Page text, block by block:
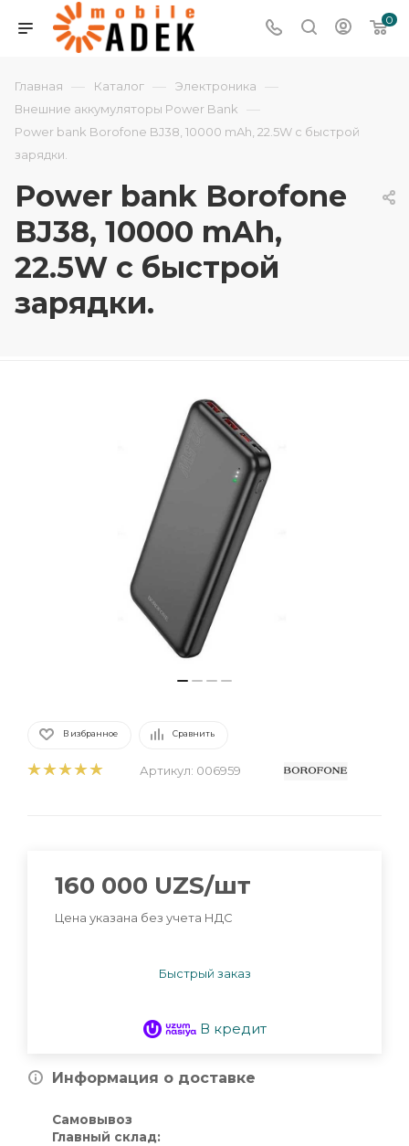
0
Главная — Каталог — Электроника —
Внешние аккумуляторы Power Bank —
Power bank Borofone BJ38, 10000 mAh, 22.5W с быстрой
зарядки.
Power bank Borofone
BJ38, 10000 mAh,
22.5W с быстрой
зарядки.
В избранное Сравнить
Артикул: 006959
160 000 UZS/шт
Цена указана без учета НДС
Быстрый заказ
В кредит
Информация о доставке
Самовывоз
Главный склад: